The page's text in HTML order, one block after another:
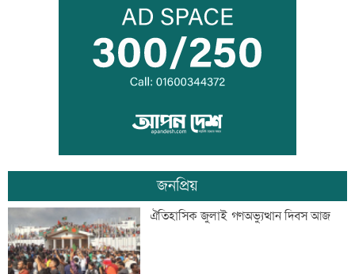
ঢাকা-ময়মনসিংহ রেল যোগাযোগ স্বাভাবিক
সিঙ্গাপুর থেকে এক কার্গো এলএনজি কিনবে
সরকার
মান্দায় ২৯৬ বোতলসহ দুই মাদক কারবারি
আটক
জনপ্রিয়
ঐতিহাসিক জুলাই গণঅভ্যুত্থান দিবস আজ